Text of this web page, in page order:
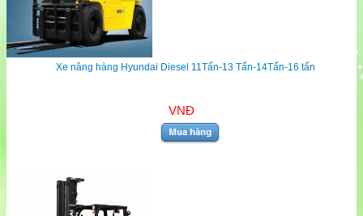
Xe nâng hàng Hyundai Diesel 11Tấn-13 Tấn-14Tấn-16 tấn
VNĐ